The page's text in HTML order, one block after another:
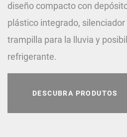
diseño compacto con
plástico integrado,
trampilla para la lluvia y
refrigerante.
DESCUBRA PRODUTOS